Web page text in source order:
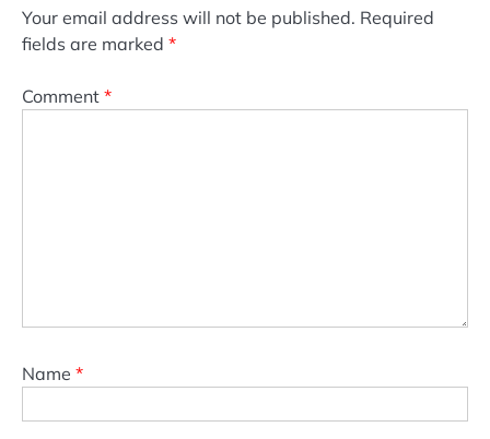
Your email address will not be published. Required
fields are marked *
Comment *
Name *